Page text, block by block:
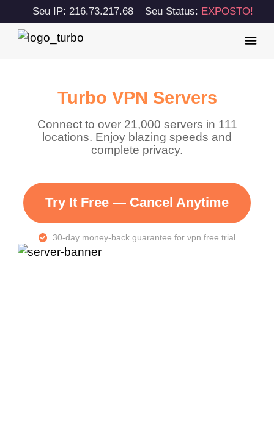
Seu IP: 216.73.217.68 Seu Status: EXPOSTO!
Turbo VPN Servers
Connect to over 21,000 servers in 111
locations. Enjoy blazing speeds and
complete privacy.
Try It Free — Cancel Anytime
30-day money-back guarantee for vpn free trial